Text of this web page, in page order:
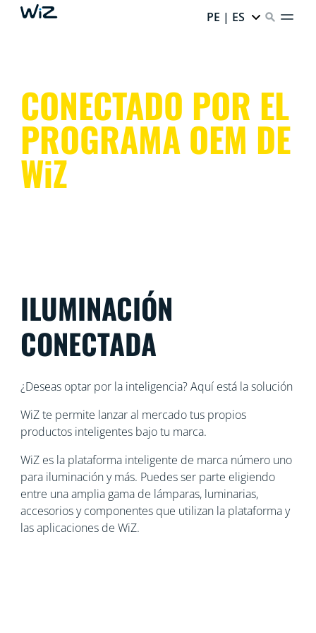
PE | ES
CONECTADO POR EL
PROGRAMA OEM DE
WiZ
ILUMINACIÓN
CONECTADA
¿Deseas optar por la inteligencia? Aquí está la solución
WiZ te permite lanzar al mercado tus propios
productos inteligentes bajo tu marca.
WiZ es la plataforma inteligente de marca número uno
para iluminación y más. Puedes ser parte eligiendo
entre una amplia gama de lámparas, luminarias,
accesorios y componentes que utilizan la plataforma y
las aplicaciones de WiZ.